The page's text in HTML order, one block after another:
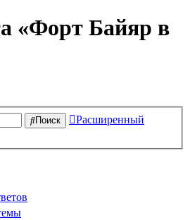
«Форт Байяр в
Поиск
Расширенный